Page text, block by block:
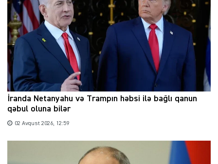
İranda Netanyahu və Trampın həbsi ilə bağlı qanun
qəbul oluna bilər
02 Avqust 2026, 12:59